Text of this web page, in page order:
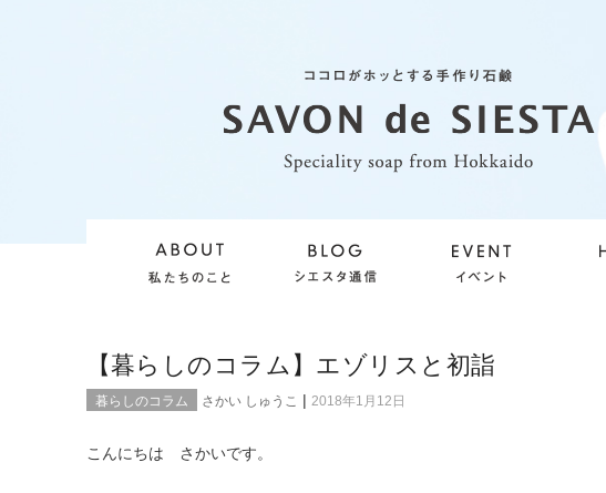
【暮らしのコラム】エゾリスと初詣
暮らしのコラム さかい しゅうこ | 2018年1月12日
こんにちは さかいです。